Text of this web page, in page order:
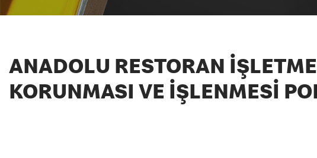
ANADOLU RESTORAN
KORUNMASI VE İŞLENMESİ